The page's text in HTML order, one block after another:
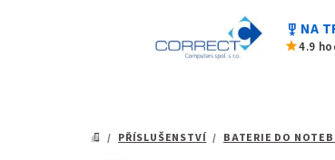
military_tech NA
star4.9
DOMŮ
/ PŘÍSLUŠENSTVÍ / BATERIE DO
hvězdiček.